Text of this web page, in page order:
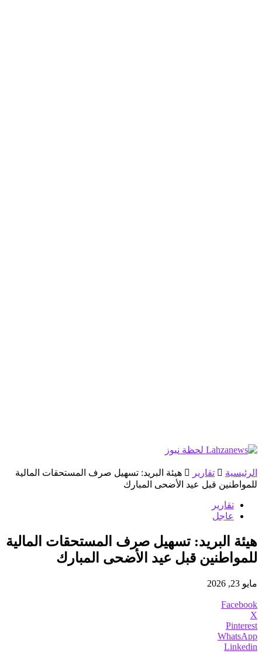
الرئيسية تقارير
هيئة البريد: تسهيل صرف المستحقات المالية
للمواطنين قبل عيد الأضحى المبارك
تقارير
عاجل
هيئة البريد: تسهيل صرف المستحقات المالية
للمواطنين قبل عيد الأضحى المبارك
مايو 23, 2026
Facebook
X
Pinterest
WhatsApp
Linkedin